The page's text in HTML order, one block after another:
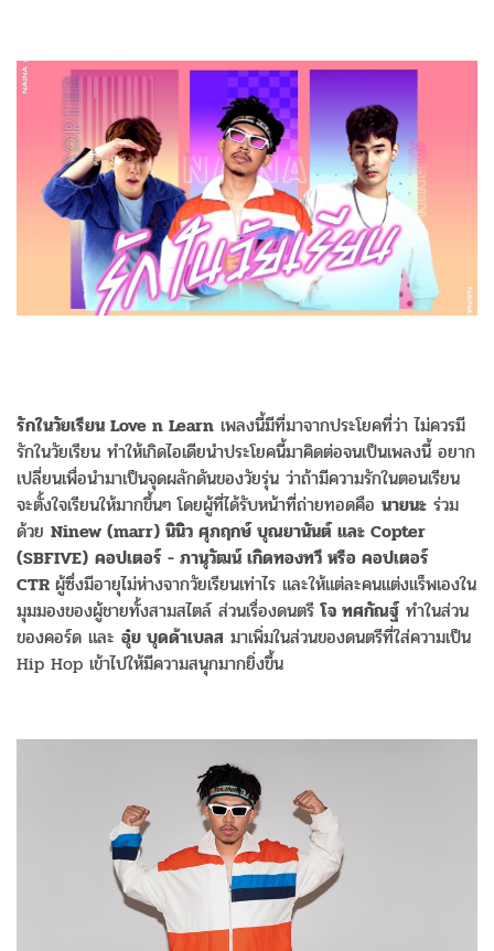
รักในวัยเรียน Love n Learn เพลงนี้มีที่มาจากประโยคที่ว่า ไม่ควรมี
รักในวัยเรียน ทำให้เกิดไอเดียนำประโยคนี้มาคิดต่อจนเป็นเพลงนี้ อยาก
เปลี่ยนเพื่อนำมาเป็นจุดผลักดันของวัยรุ่น ว่าถ้ามีความรักในตอนเรียน
จะตั้งใจเรียนให้มากขึ้นๆ โดยผู้ที่ได้รับหน้าที่ถ่ายทอดคือ นายนะ ร่วม
ด้วย Ninew (marr) นินิว ศุภฤกษ์ บุณยานันต์ และ Copter
(SBFIVE) คอปเตอร์ - ภานุวัฒน์ เกิดทองทวี หรือ คอปเตอร์
CTR ผู้ซึ่งมีอายุไม่ห่างจากวัยเรียนเท่าไร และให้แต่ละคนแต่งแร็พเองใน
มุมมองของผู้ชายทั้งสามสไตล์ ส่วนเรื่องดนตรีโจ ทศกัณฐ์ ทำในส่วน
ของคอร์ด และ อุ๋ย บุดด้าเบลส มาเพิ่มในส่วนของดนตรีที่ใส่ความเป็น
Hip Hop เข้าไปให้มีความสนุกมากยิ่งขึ้น